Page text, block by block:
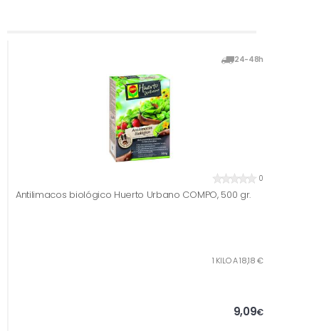
24-48h
0
Antilimacos biológico Huerto Urbano COMPO, 500 gr.
1 KILO A 18,18 €
9,09€